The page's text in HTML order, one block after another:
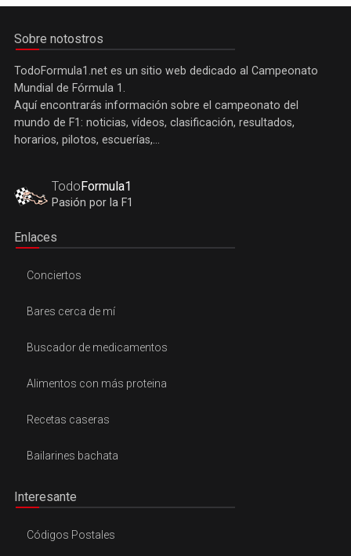
Sobre notostros
TodoFormula1.net es un sitio web dedicado al Campeonato
Mundial de Fórmula 1.
Aquí encontrarás información sobre el campeonato del
mundo de F1: noticias, vídeos, clasificación, resultados,
horarios, pilotos, escuerías,...
TodoFormula1
Pasión por la F1
Enlaces
Conciertos
Bares cerca de mí
Buscador de medicamentos
Alimentos con más proteina
Recetas caseras
Bailarines bachata
Interesante
Códigos Postales